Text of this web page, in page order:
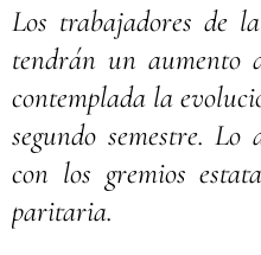
Los trabajadores de
tendrán un aumento
contemplada la
segundo semestre.
con los gremios
paritaria.